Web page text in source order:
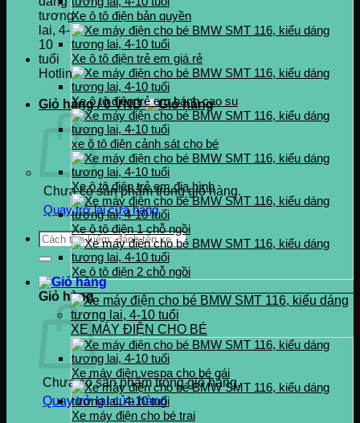
Hotline
0937.222.487
Giỏ hàng /0VND
Chưa có sản phẩm trong giỏ hàng.
Quay trở lại cửa hàng
Tìm
kiếm:
Giỏ hàng
Chưa có sản phẩm trong giỏ hàng.
Quay trở lại cửa hàng
Xe ô tô điện bản quyền
Xe ô tô điện trẻ em giá rẻ
Xe ô tô điện trẻ em bánh cao su
xe ô tô điện cảnh sát cho bé
Xe ô tô điện trẻ em địa hình
Xe ô tô điện 1 chỗ ngồi
Xe ô tô điện 2 chỗ ngồi
XE MÁY ĐIỆN CHO BÉ
Xe máy điện vespa cho bé gái
Xe máy điện cho bé trai